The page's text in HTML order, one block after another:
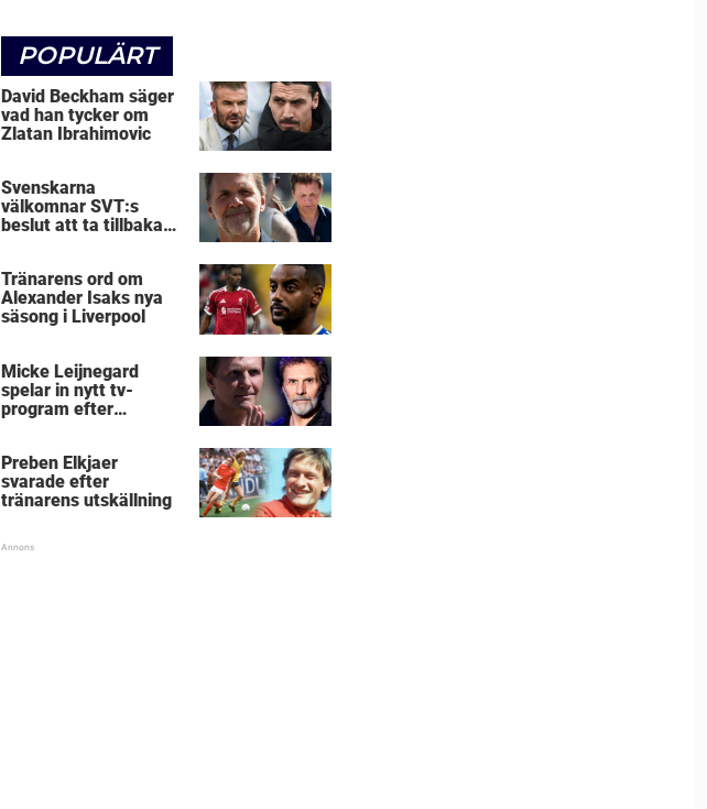
POPULÄRT
David Beckham säger
vad han tycker om
Zlatan Ibrahimovic
Svenskarna
välkomnar SVT:s
beslut att ta tillbaka
Tränarens ord om
Alexander Isaks nya
säsong i Liverpool
Micke Leijnegard
spelar in nytt tv-
program efter
Preben Elkjaer
svarade efter
tränarens utskällning